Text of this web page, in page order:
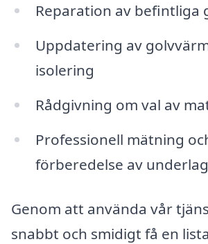
Reparation av befintliga
Uppdatering av
isolering
Rådgivning om val av
Professionell mätning
förberedelse av
Genom att använda vår
snabbt och smidigt få en